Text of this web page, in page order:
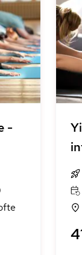
-